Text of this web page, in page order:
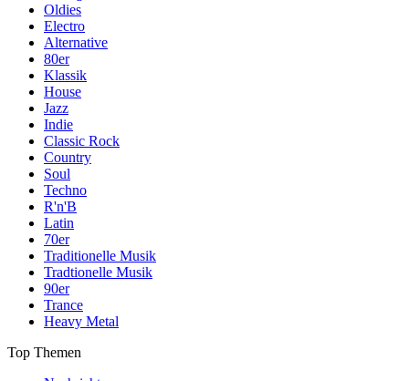
Oldies
Electro
Alternative
80er
Klassik
House
Jazz
Indie
Classic Rock
Country
Soul
Techno
R'n'B
Latin
70er
Traditionelle Musik
Tradtionelle Musik
90er
Trance
Heavy Metal
Top Themen